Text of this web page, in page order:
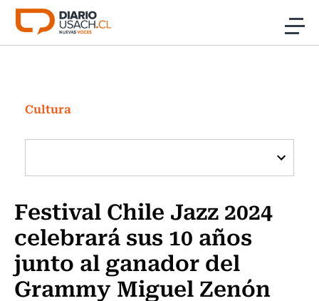
Click acá para ir directamente al contenido
Investigación
Cultura
Programas Radio y TV Usach
Cultura
Festival Chile Jazz 2024
celebrará sus 10 años
junto al ganador del
Grammy Miguel Zenón